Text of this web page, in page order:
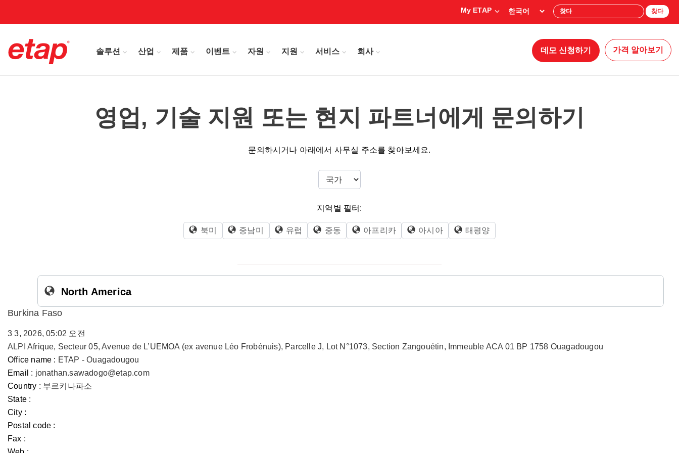
My ETAP 찾다
솔루션 산업 제품 이벤트 자원 지원 서비스 회사 데모 신청하기 가격 알아보기
영업, 기술 지원 또는 현지 파트너에게 문의하기
문의하시거나 아래에서 사무실 주소를 찾아보세요.
지역별 필터:
북미 중남미 유럽 중동 아프리카 아시아 태평양
North America
Burkina Faso
3 3, 2026, 05:02 오전
ALPI Afrique, Secteur 05, Avenue de L’UEMOA (ex avenue Léo Frobénuis), Parcelle J, Lot N°1073, Section Zangouétin, Immeuble ACA 01 BP 1758 Ouagadougou
Office name : ETAP - Ouagadougou
Email : jonathan.sawadogo@etap.com
Country : 부르키나파소
State :
City :
Postal code :
Fax :